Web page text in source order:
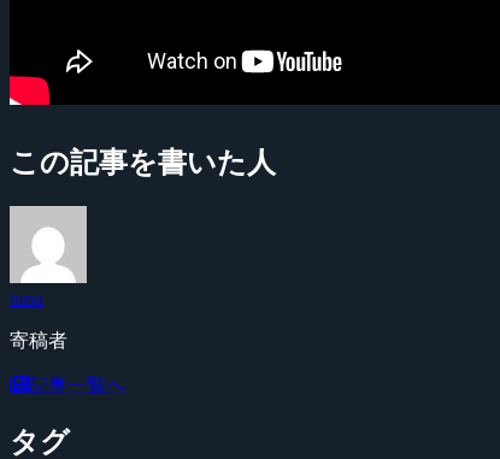
この記事を書いた人
nasa
寄稿者
記事一覧へ
タグ